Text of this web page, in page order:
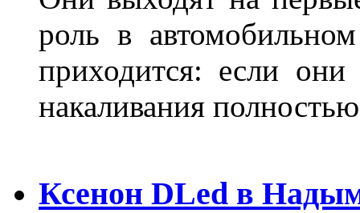
роль в
приходится: если
накаливания
Ксенон DLed в